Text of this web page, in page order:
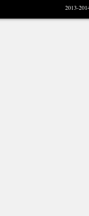
2013-